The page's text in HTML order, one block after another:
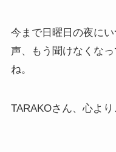
今まで日曜日の夜に
声、もう聞けなくな
ね。
TARAKOさん、心よ